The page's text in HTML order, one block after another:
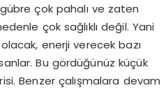
çok pahalı ve zaten
çok sağlıklı değil. Yani
enerji verecek bazı
Bu gördüğünüz küçük
Benzer çalışmalara devam